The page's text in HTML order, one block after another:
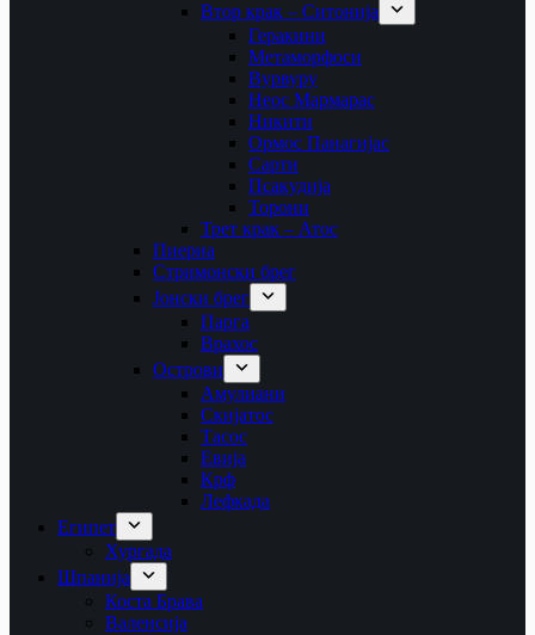
Втор крак – Ситонија
Геракини
Метаморфоси
Вурвуру
Неос Мармарас
Никити
Ормос Панагијас
Сарти
Псакудија
Торони
Трет крак – Атос
Пиериа
Стримонски брег
Јонски брег
Парга
Врахос
Острови
Амулиани
Скијатос
Тасос
Евија
Крф
Лефкада
Египет
Хургада
Шпанија
Коста Брава
Валенсија